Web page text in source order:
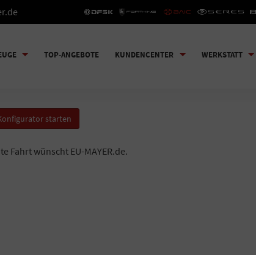
TOP-ANGEBOTE KUNDENCENTER WERKSTATT
starten
Fahrt wünscht EU-MAYER.de.